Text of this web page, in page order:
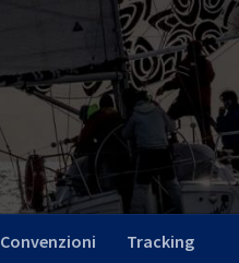
Convenzioni Tracking